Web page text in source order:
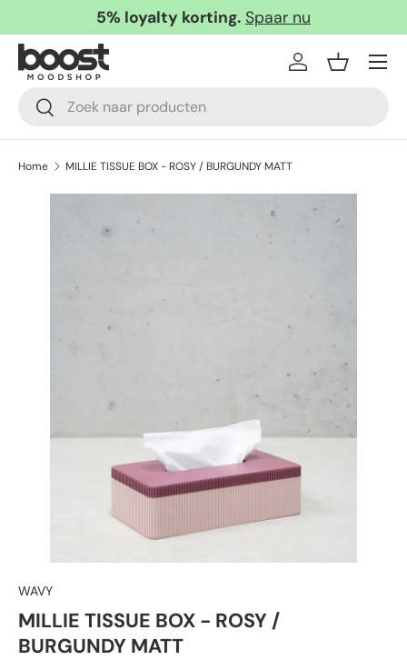
Ga naar inhoud
5% loyalty korting. Spaar nu
Zoeken
Zoeken
InloggenMandje
Menu
Home MILLIE TISSUE BOX - ROSY / BURGUNDY MATT
WAVY
MILLIE TISSUE BOX - ROSY /
BURGUNDY MATT